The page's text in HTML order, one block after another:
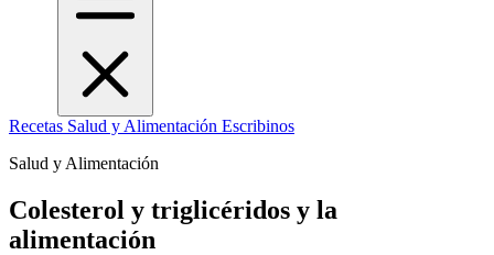
Recetas Salud y Alimentación Escribinos
Salud y Alimentación
Colesterol y triglicéridos y la
alimentación